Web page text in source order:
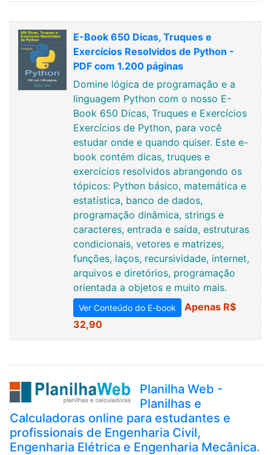
E-Book 650 Dicas, Truques e
Exercícios Resolvidos de Python -
PDF com 1.200 páginas
Domine lógica de programação e a
linguagem Python com o nosso E-
Book 650 Dicas, Truques e Exercícios
Exercícios de Python, para você
estudar onde e quando quiser. Este e-
book contém dicas, truques e
exercícios resolvidos abrangendo os
tópicos: Python básico, matemática e
estatística, banco de dados,
programação dinâmica, strings e
caracteres, entrada e saída, estruturas
condicionais, vetores e matrizes,
funções, laços, recursividade, internet,
arquivos e diretórios, programação
orientada a objetos e muito mais.
Ver Conteúdo do E-book
Apenas R$
32,90
Planilha Web -
Planilhas e
Calculadoras online para estudantes e
profissionais de Engenharia Civil,
Engenharia Elétrica e Engenharia Mecânica.